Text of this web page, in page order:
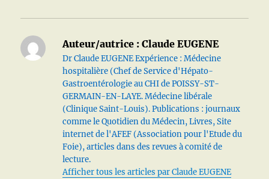
Auteur/autrice : Claude EUGENE
Dr Claude EUGENE Expérience : Médecine
hospitalière (Chef de Service d'Hépato-
Gastroentérologie au CHI de POISSY-ST-
GERMAIN-EN-LAYE. Médecine libérale
(Clinique Saint-Louis). Publications : journaux
comme le Quotidien du Médecin, Livres, Site
internet de l'AFEF (Association pour l'Etude du
Foie), articles dans des revues à comité de
lecture.
Afficher tous les articles par Claude EUGENE